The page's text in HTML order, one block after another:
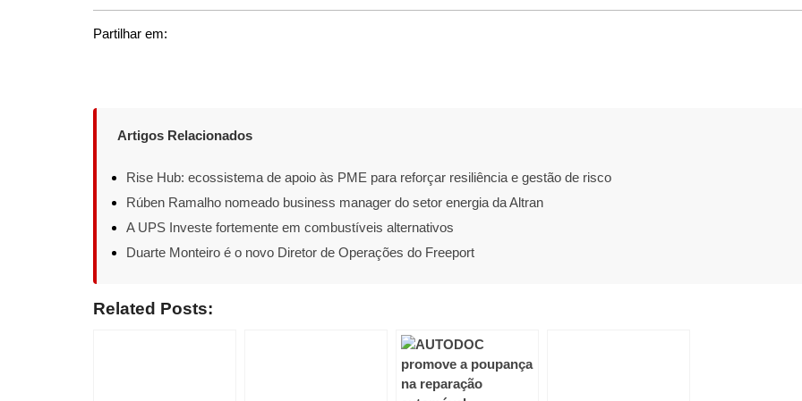
Partilhar em:
Artigos Relacionados
Rise Hub: ecossistema de apoio às PME para reforçar resiliência e gestão de risco
Rúben Ramalho nomeado business manager do setor energia da Altran
A UPS Investe fortemente em combustíveis alternativos
Duarte Monteiro é o novo Diretor de Operações do Freeport
Related Posts: